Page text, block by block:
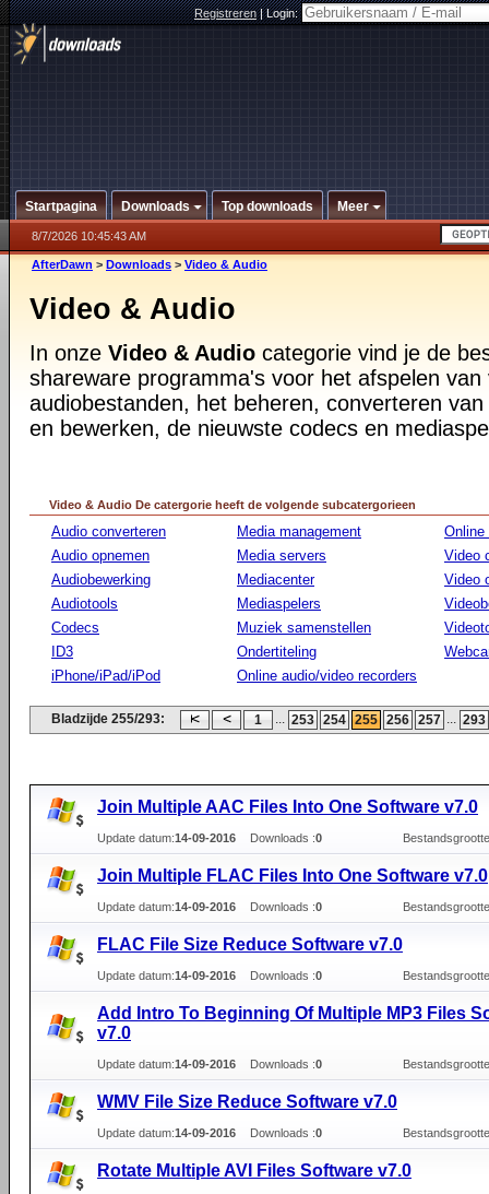
Registreren|Login:
Startpagina Downloads Top downloads Meer
8/7/2026 10:45:43 AM
AfterDawn > Downloads > Video & Audio
Video & Audio
In onze Video & Audio categorie vind je de
shareware programma's voor het afspelen van
audiobestanden, het beheren, converteren
en bewerken, de nieuwste codecs en
Video & Audio De catergorie heeft de volgende subcatergorieen
Audio converteren
Audio opnemen
Audiobewerking
Audiotools
Codecs
ID3
iPhone/iPad/iPod
Media management
Media servers
Mediacenter
Mediaspelers
Muziek samenstellen
Ondertiteling
Online audio/video recorders
Online
Video
Video
Bladzijde 255/293: 1 ... 253 254 255 256 257 ... 293
Join Multiple AAC Files Into One Software v7.0
Update datum:14-09-2016 Downloads :0
Join Multiple FLAC Files Into One Software v7.0
Update datum:14-09-2016 Downloads :0
FLAC File Size Reduce Software v7.0
Update datum:14-09-2016 Downloads :0
Add Intro To Beginning Of Multiple MP3 Files
v7.0
Update datum:14-09-2016 Downloads :0
WMV File Size Reduce Software v7.0
Update datum:14-09-2016 Downloads :0
Rotate Multiple AVI Files Software v7.0